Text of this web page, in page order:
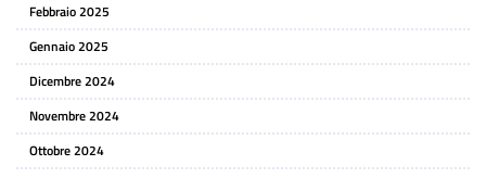
Febbraio 2025
Gennaio 2025
Dicembre 2024
Novembre 2024
Ottobre 2024